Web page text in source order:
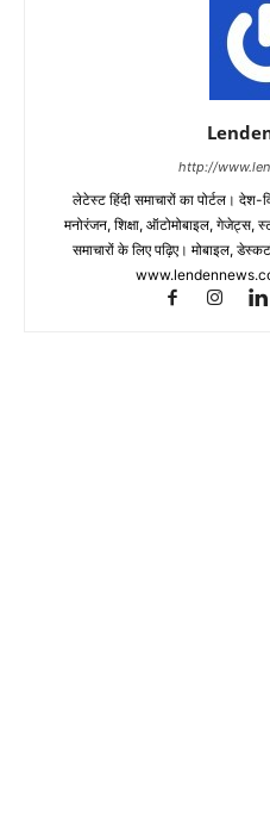
http://
लेटेस्ट हिंदी समाचारों का पोर्टल। देश-
मनोरंजन, शिक्षा, ऑटोमोबाइल, गेजेट्स,
समाचारों के लिए पढ़िए। मोबाइल,